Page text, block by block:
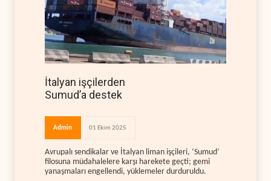
İtalyan işçilerden
Sumud’a destek
Admin 01 Ekim 2025
Avrupalı sendikalar ve İtalyan liman işçileri, ‘Sumud’
filosuna müdahalelere karşı harekete geçti; gemi
yanaşmaları engellendi, yüklemeler durduruldu.